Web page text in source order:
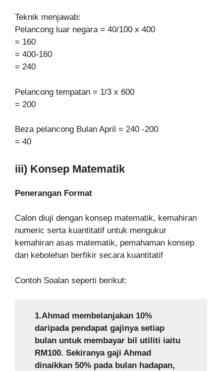
Teknik menjawab:
Pelancong luar negara = 40/100 x 400
= 160
= 400-160
= 240
Pelancong tempatan = 1/3 x 600
= 200
Beza pelancong Bulan April = 240 -200
= 40
iii) Konsep Matematik
Penerangan Format
Calon diuji dengan konsep matematik, kemahiran
numeric serta kuantitatif untuk mengukur
kemahiran asas matematik, pemahaman konsep
dan kebolehan berfikir secara kuantitatif
Contoh Soalan seperti berikut:
1.Ahmad membelanjakan 10%
daripada pendapat gajinya setiap
bulan untuk membayar bil utiliti iaitu
RM100. Sekiranya gaji Ahmad
dinaikkan 50% pada bulan hadapan,